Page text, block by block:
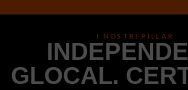
I NOSTRI PILLAR
GLOCAL.